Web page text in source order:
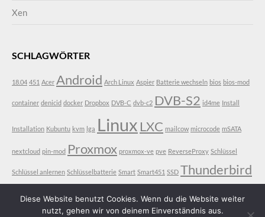
Xen
SCHLAGWÖRTER
18.04 451 Acer Android Arch Linux Aspier Batterie wechseln bios bios-mod
container denicid docker Dropbox DVB-C dvb-c2 DVB-S2 id4me Install
Installation Kubuntu kvm lga Linux LXC mailcow microcode mSATA
nextcloud pin-mod Proxmox proxmox-ve pve ReverseProxy Schlüssel
Schlüssel anlernen Schlüsselbatterie Smart Smart451 SSD Thunderbird
Diese Website benutzt Cookies. Wenn du die Website weiter
nutzt, gehen wir von deinem Einverständnis aus.